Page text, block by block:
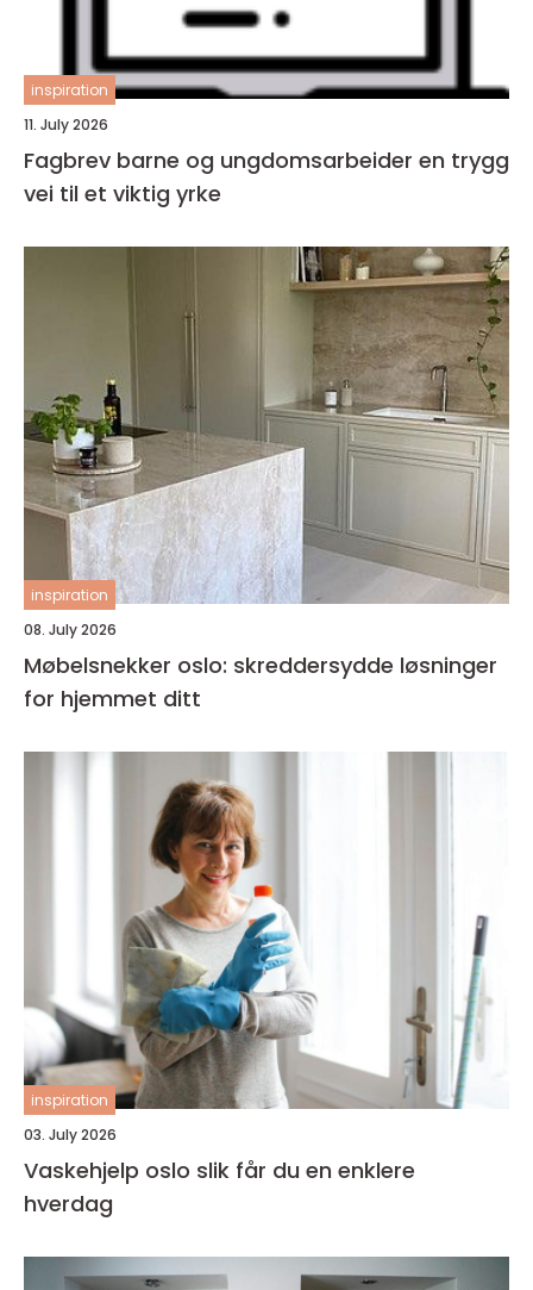
inspiration
11. July 2026
Fagbrev barne og ungdomsarbeider en trygg
vei til et viktig yrke
inspiration
08. July 2026
Møbelsnekker oslo: skreddersydde løsninger
for hjemmet ditt
inspiration
03. July 2026
Vaskehjelp oslo slik får du en enklere
hverdag